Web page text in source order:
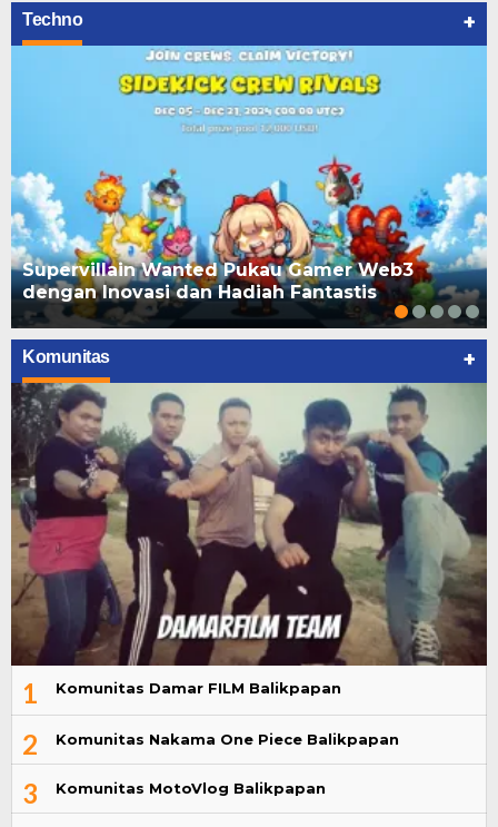
Techno +
Supervillain Wanted Pukau Gamer Web3
dengan Inovasi dan Hadiah Fantastis
Komunitas +
1 Komunitas Damar FILM Balikpapan
2 Komunitas Nakama One Piece Balikpapan
3 Komunitas MotoVlog Balikpapan